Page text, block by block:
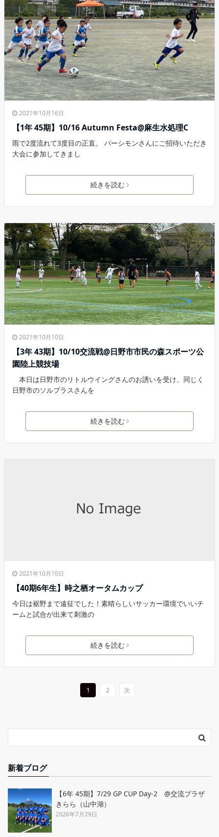
2021年10月16日
【1年 45期】10/16 Autumn Festa@麻生水処理C
雨で2度流れて3度目の正直。 パーシモンさんにご招待いただき
大会に参加してきまし
続きを読む
2021年10月10日
【3年 43期】10/10交流戦@日野市市民の森スポーツ公
園陸上競技場
本日は日野市のリトルウイングさんのお誘いを受け、同じく
日野市のソルプラスさんを
続きを読む
2021年10月10日
【40期6年生】時之栖オータムカップ
今日は裾野まで遠征でした！素晴らしいサッカー環境でいいチ
ームと試合が出来て刺激の
続きを読む
1 2 次
新着ブログ
【6年 45期】7/29 GP CUP Day-2 @交流プラザ
きらら（山中湖）
2026年7月29日